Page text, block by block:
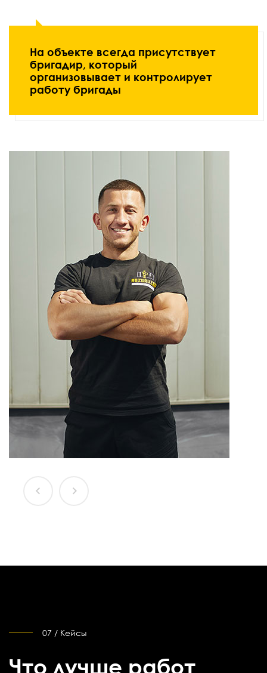
На объекте всегда присутствует
бригадир, который
организовывает и контролирует
работу бригады
07 / Кейсы
Что лучше работ